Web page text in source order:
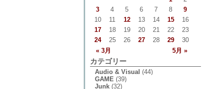
« 3月 5月 »
3
4 5 6 7 8
9
10
11 12 13 14 15
16
17
18 19 20 21 22
23
24
25 26 27 28 29 30
カテゴリー
Audio & Visual (44)
GAME (39)
Junk(32)